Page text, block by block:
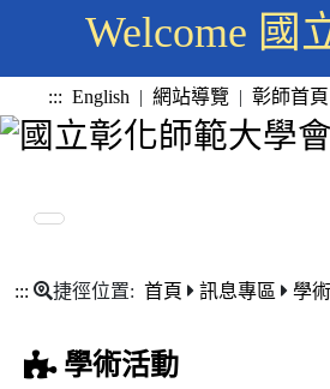
Welcome 國
::: English | 網站導覽 | 彰師首頁
::: 捷徑位置: 首頁 訊息專區 學
學術活動